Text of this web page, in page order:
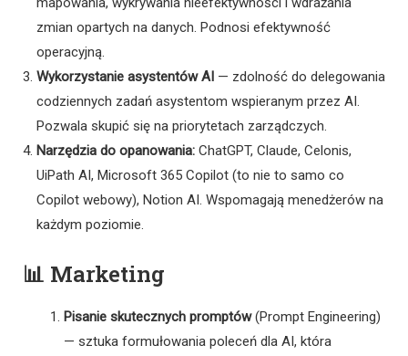
zmian opartych na danych. Podnosi efektywność
operacyjną.
Wykorzystanie asystentów AI — zdolność do delegowania
codziennych zadań asystentom wspieranym przez AI.
Pozwala skupić się na priorytetach zarządczych.
Narzędzia do opanowania: ChatGPT, Claude, Celonis,
UiPath AI, Microsoft 365 Copilot (to nie to samo co
Copilot webowy), Notion AI. Wspomagają menedżerów na
każdym poziomie.
📊 Marketing
Pisanie skutecznych promptów(Prompt Engineering)
— sztuka formułowania poleceń dla AI, która